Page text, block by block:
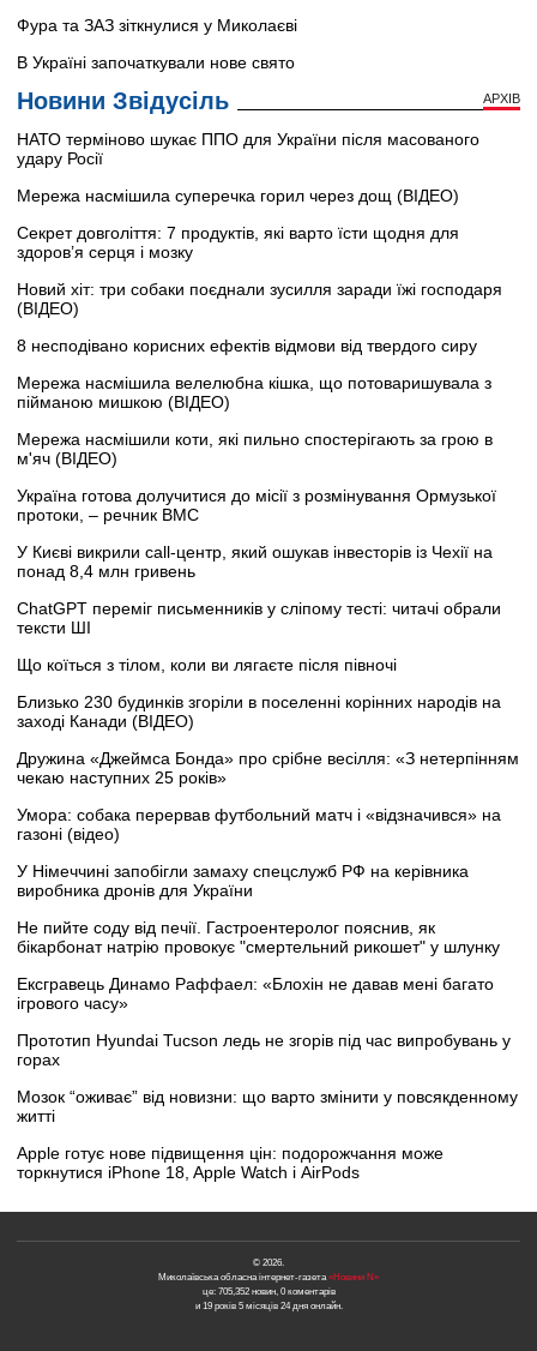
Фура та ЗАЗ зіткнулися у Миколаєві
В Україні започаткували нове свято
Новини Звідусіль АРХІВ
НАТО терміново шукає ППО для України після масованого
удару Росії
Мережа насмішила суперечка горил через дощ (ВІДЕО)
Секрет довголіття: 7 продуктів, які варто їсти щодня для
здоров’я серця і мозку
Новий хіт: три собаки поєднали зусилля заради їжі господаря
(ВІДЕО)
8 несподівано корисних ефектів відмови від твердого сиру
Мережа насмішила велелюбна кішка, що потоваришувала з
пійманою мишкою (ВІДЕО)
Мережа насмішили коти, які пильно спостерігають за грою в
м'яч (ВІДЕО)
Україна готова долучитися до місії з розмінування Ормузької
протоки, – речник ВМС
У Києві викрили call-центр, який ошукав інвесторів із Чехії на
понад 8,4 млн гривень
ChatGPT переміг письменників у сліпому тесті: читачі обрали
тексти ШІ
Що коїться з тілом, коли ви лягаєте після півночі
Близько 230 будинків згоріли в поселенні корінних народів на
заході Канади (ВІДЕО)
Дружина «Джеймса Бонда» про срібне весілля: «З нетерпінням
чекаю наступних 25 років»
Умора: собака перервав футбольний матч і «відзначився» на
газоні (відео)
У Німеччині запобігли замаху спецслужб РФ на керівника
виробника дронів для України
Не пийте соду від печії. Гастроентеролог пояснив, як
бікарбонат натрію провокує "смертельний рикошет" у шлунку
Ексгравець Динамо Раффаел: «Блохін не давав мені багато
ігрового часу»
Прототип Hyundai Tucson ледь не згорів під час випробувань у
горах
Мозок “оживає” від новизни: що варто змінити у повсякденному
житті
Apple готує нове підвищення цін: подорожчання може
торкнутися iPhone 18, Apple Watch і AirPods
© 2026.
Миколаївська обласна інтернет-газета«Новини N»
це: 705,352 новин, 0 коментарів
и 19 років 5 місяців 24 дня онлайн.